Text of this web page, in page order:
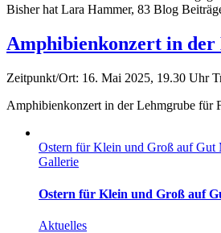
Bisher hat Lara Hammer, 83 Blog
Amphibienkonzert in
Zeitpunkt/Ort: 16. Mai 2025, 19.30 Uhr
Amphibienkonzert in der Lehmgrube für
Ostern für Klein und Groß auf Gut
Gallerie
Ostern für Klein und Groß auf
Aktuelles